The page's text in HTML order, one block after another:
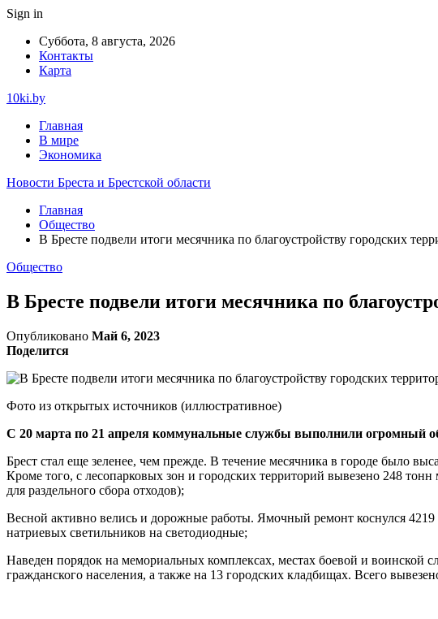
Sign in
Суббота, 8 августа, 2026
Контакты
Карта
10ki.by
Главная
В мире
Экономика
Новости Бреста и Брестской области
Главная
Общество
В Бресте подвели итоги месячника по благоустройству городских
Общество
В Бресте подвели итоги месячника по
Опубликовано Май 6, 2023
Поделится
Фото из открытых источников (иллюстративное)
С 20 марта по 21 апреля коммунальные службы выполнили огромный
Брест стал еще зеленее, чем прежде. В течение месячника в городе было
Кроме того, с лесопарковых зон и городских территорий вывезено 248
для раздельного сбора отходов);
Весной активно велись и дорожные работы. Ямочный ремонт коснулся
натриевых светильников на светодиодные;
Наведен порядок на мемориальных комплексах, местах боевой и воинской
гражданского населения, а также на 13 городских кладбищах. Всего